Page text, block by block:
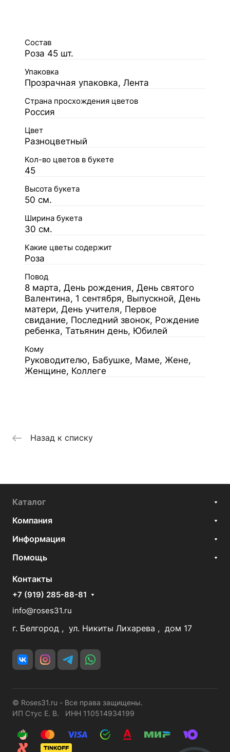
Состав
Роза 45 шт.
Упаковка
Прозрачная упаковка, Лента
Страна просхождения цветов
Россия
Цвет
Разноцветный
Кол-во цветов в букете
45
Высота букета
50 см.
Ширина букета
30 см.
Какие цветы содержит
Роза
Повод
8 марта, День рождения, День святого
Валентина, 1 сентября, Выпускной, День
матери, День учителя, Первое
свидание, Последний звонок, Рождение
ребенка, Татьянин день, Юбилей
Кому
Руководителю, Бабушке, Маме, Жене,
Женщине, Коллеге
Назад к списку
Каталог
Компания
Информация
Помощь
Контакты
+7 (919) 285-88-81
info@roses31.ru
г. Белгород , ул. Никиты Лихарева , дом 17
© Roses31.ru - Все права защищены.
ИП Стус Е. В. ИНН 110514934199